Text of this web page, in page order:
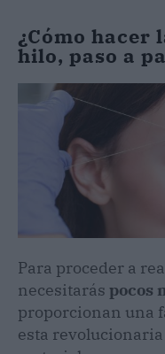
¿Cómo hacer
hilo, paso a
Para proceder a
necesitarás pocos
proporcionan una
esta